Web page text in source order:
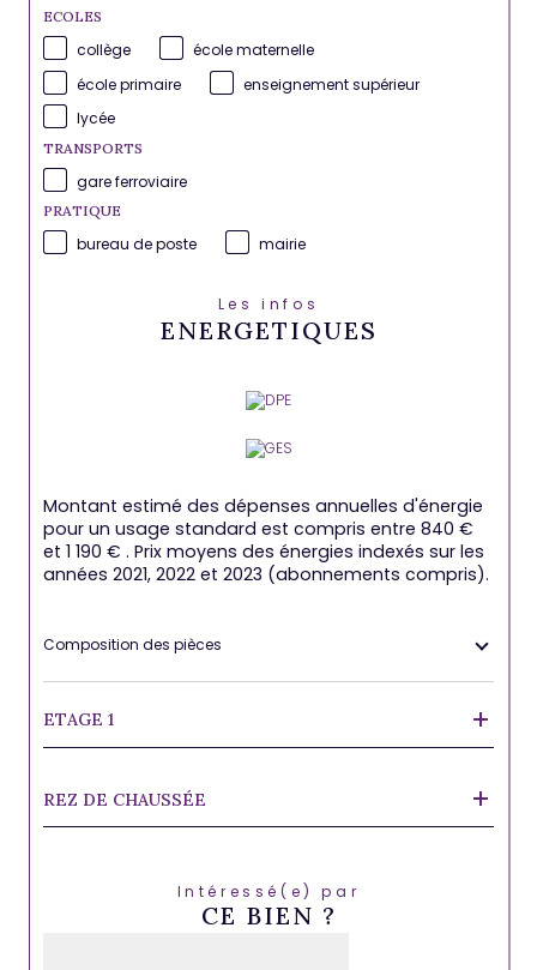
ECOLES
collège
école maternelle
école primaire
enseignement supérieur
lycée
TRANSPORTS
gare ferroviaire
PRATIQUE
bureau de poste mairie
Les infos
ENERGETIQUES
Montant estimé des dépenses annuelles d'énergie
pour un usage standard est compris entre 840 €
et 1 190 € . Prix moyens des énergies indexés sur les
années 2021, 2022 et 2023 (abonnements compris).
Composition des pièces
ETAGE 1
REZ DE CHAUSSÉE
Intéressé(e) par
CE BIEN ?